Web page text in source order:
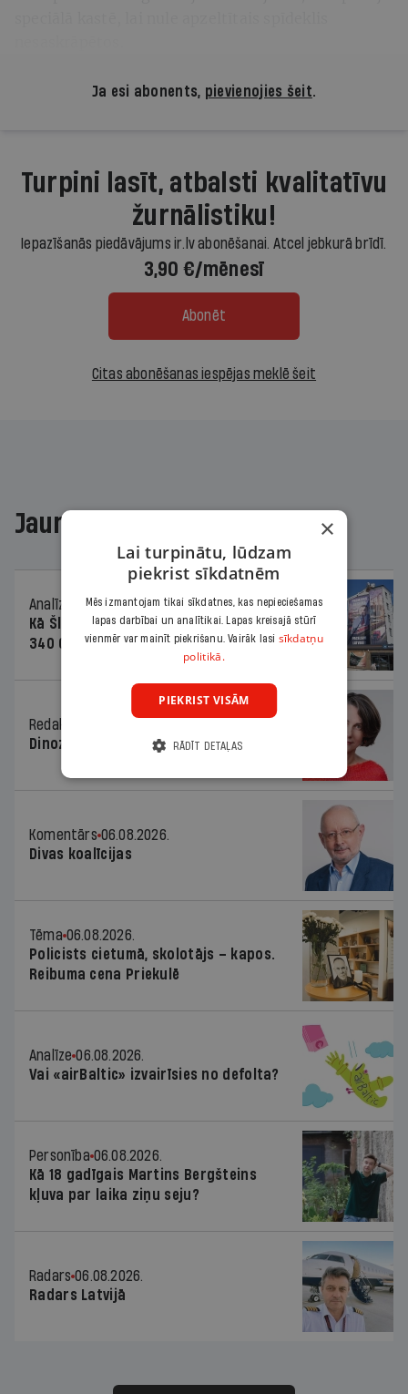
Ja esi abonents, pievienojies šeit.
Turpini lasīt, atbalsti kvalitatīvu
žurnālistiku!
Iepazīšanās piedāvājums ir.lv abonēšanai. Atcel jebkurā brīdī.
3,90 €/mēnesī
Abonēt
Citas abonēšanas iespējas meklē šeit
Jaunākajā žurnālā
Analīze
06.08.2026.
Kā Šlesera partija palika nesodīta par
340 000 vērtu reklāmas kampaņu
Redaktores sleja
Dinozaura triks
Komentārs 06.08.2026.
Divas koalīcijas
Tēma 06.08.2026.
Policists cietumā, skolotājs – kapos.
Reibuma cena Priekulē
Analīze 06.08.2026.
Vai «airBaltic» izvairīsies no defolta?
Personība 06.08.2026.
Kā 18 gadīgais Martins Bergšteins
kļuva par laika ziņu seju?
Radars 06.08.2026.
Radars Latvijā
×
Lai turpinātu, lūdzam
piekrist sīkdatnēm
Mēs izmantojam tikai sīkdatnes, kas nepieciešamas
lapas darbībai un analītikai. Lapas kreisajā stūrī
vienmēr var mainīt piekrišanu. Vairāk lasi sīkdatņu
politikā.
PIEKRIST VISĀM
RĀDĪT DETAĻAS